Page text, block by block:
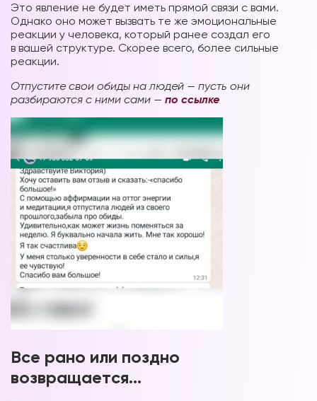
Это явление не будет иметь прямой связи с вами.
Однако оно может вызвать те же эмоциональные
реакции у человека, который ранее создал его
в вашей структуре. Скорее всего, более сильные
реакции.
Отпустите свои обиды на людей — пусть они
разбираются с ними сами — по ссылке
Все рано или поздно
возвращается…